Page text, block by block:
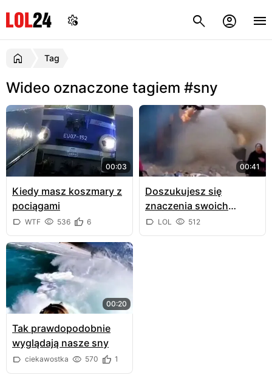
Tag
Wideo oznaczone tagiem #sny
00:03
Kiedy masz koszmary z
pociągami
WTF 536 6
00:41
Doszukujesz się
znaczenia swoich
snów? Przestań to robić
...
LOL 512
00:20
Tak prawdopodobnie
wyglądają nasze sny
ciekawostka 570 1